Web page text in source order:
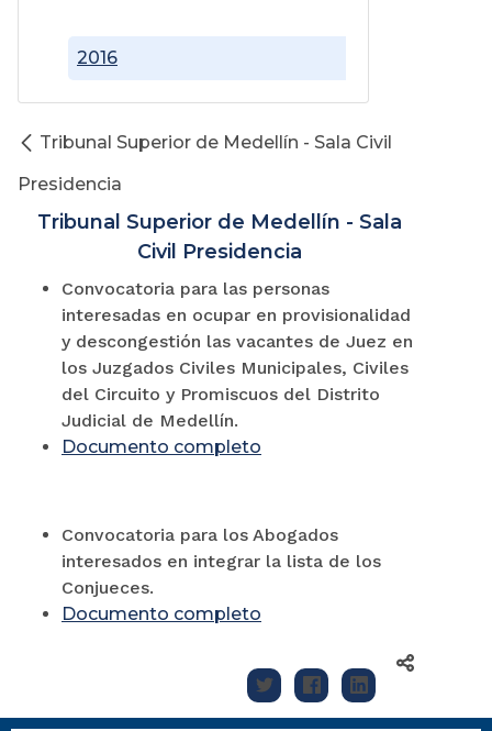
2016
Tribunal Superior de Medellín - Sala Civil
Presidencia
Tribunal Superior de Medellín - Sala
Civil Presidencia
Convocatoria para las personas
interesadas en ocupar en provisionalidad
y descongestión las vacantes de Juez en
los Juzgados Civiles Municipales, Civiles
del Circuito y Promiscuos del Distrito
Judicial de Medellín.
Documento completo
Convocatoria para los Abogados
interesados en integrar la lista de los
Conjueces.
Documento completo